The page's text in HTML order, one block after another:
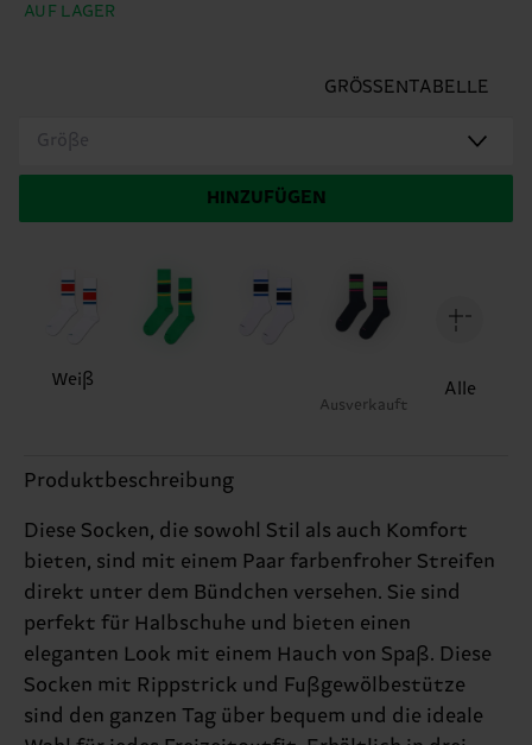
AUF LAGER
GRÖSSENTABELLE
Größe
HINZUFÜGEN
Weiß
Ausverkauft
Alle
Produktbeschreibung
Diese Socken, die sowohl Stil als auch Komfort
bieten, sind mit einem Paar farbenfroher Streifen
direkt unter dem Bündchen versehen. Sie sind
perfekt für Halbschuhe und bieten einen
eleganten Look mit einem Hauch von Spaß. Diese
Socken mit Rippstrick und Fußgewölbestütze
sind den ganzen Tag über bequem und die ideale